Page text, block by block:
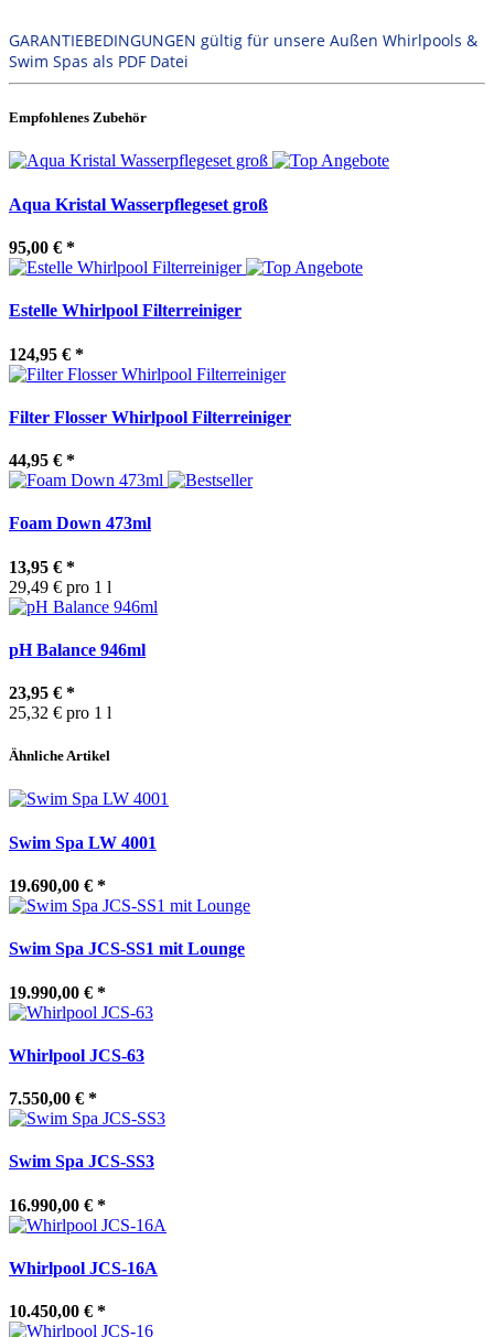
GARANTIEBEDINGUNGEN gültig für unsere Außen Whirlpools &
Swim Spas als PDF Datei
Empfohlenes Zubehör
Aqua Kristal Wasserpflegeset groß
95,00 € *
Estelle Whirlpool Filterreiniger
124,95 € *
Filter Flosser Whirlpool Filterreiniger
44,95 € *
Foam Down 473ml
13,95 € *
29,49 € pro 1 l
pH Balance 946ml
23,95 € *
25,32 € pro 1 l
Ähnliche Artikel
Swim Spa LW 4001
19.690,00 € *
Swim Spa JCS-SS1 mit Lounge
19.990,00 € *
Whirlpool JCS-63
7.550,00 € *
Swim Spa JCS-SS3
16.990,00 € *
Whirlpool JCS-16A
10.450,00 € *